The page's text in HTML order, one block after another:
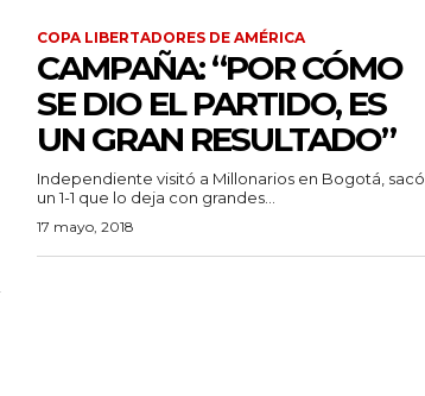
COPA LIBERTADORES DE AMÉRICA
CAMPAÑA: “POR CÓMO
SE DIO EL PARTIDO, ES
UN GRAN RESULTADO”
Independiente visitó a Millonarios en Bogotá, sacó
un 1-1 que lo deja con grandes...
17 mayo, 2018